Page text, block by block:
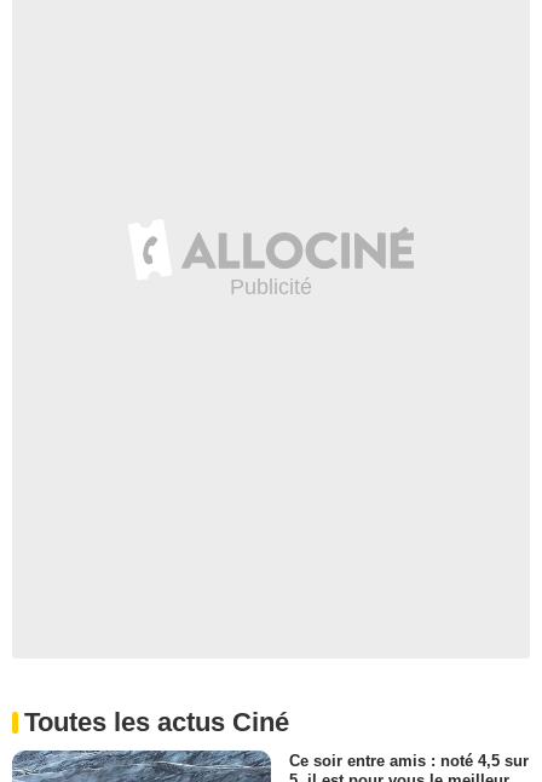
Toutes les actus Ciné
Ce soir entre amis : noté 4,5 sur